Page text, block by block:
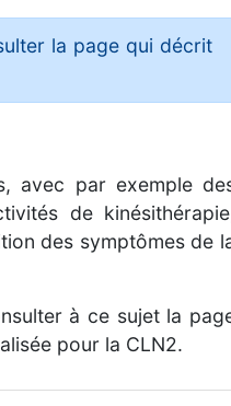
la page qui décrit
avec par exemple
de
des symptômes de
à ce sujet la
pour la CLN2.